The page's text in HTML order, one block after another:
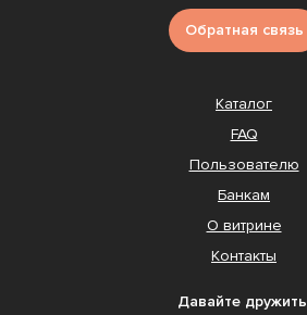
Обратная связь
Каталог
FAQ
Пользователю
Банкам
О витрине
Контакты
Давайте